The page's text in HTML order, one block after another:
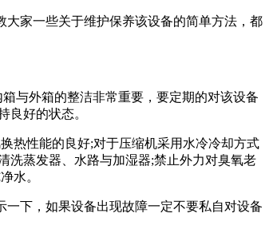
家一些关于维护保养该设备的简单方法，都
与外箱的整洁非常重要，要定期的对该设备
良好的状态。
热性能的良好;对于压缩机采用水冷冷却方式
洗蒸发器、水路与加湿器;禁止外力对臭氧老
水。
下，如果设备出现故障一定不要私自对设备